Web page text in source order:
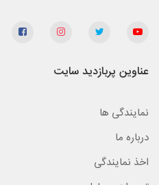
عناوین پربازدید سایت
نمایندگی ها
درباره ما
اخذ نمایندگی